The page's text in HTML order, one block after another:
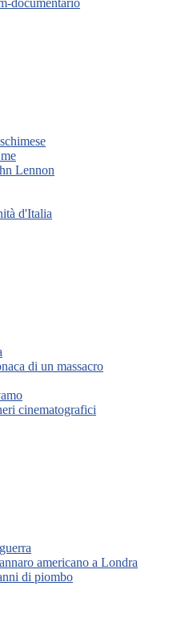
documentario
Lennon
d'Italia
di un massacro
cinematografici
americano a Londra
di piombo